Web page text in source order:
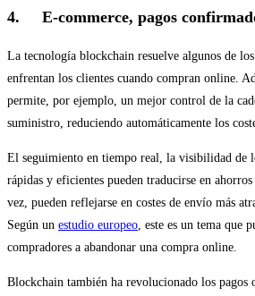
4. E-commerce, pagos
La tecnología blockchain resuelve algunos de
enfrentan los clientes cuando compran online.
permite, por ejemplo, un mejor control de la
suministro, reduciendo automáticamente los
El seguimiento en tiempo real, la visibilidad de
rápidas y eficientes pueden traducirse en
vez, pueden reflejarse en costes de envío más
Según un estudio europeo , este es un tema que
compradores a abandonar una compra online.
Blockchain también ha revolucionado los pagos